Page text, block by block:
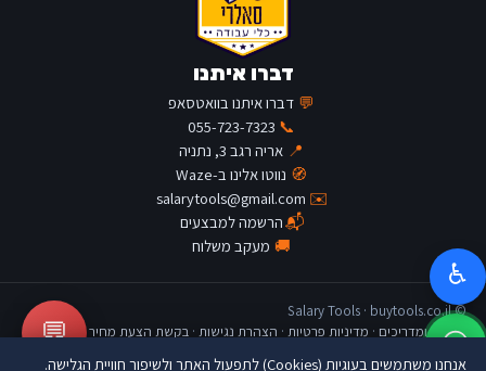
דברו איתנו
💬 דברו איתנו בוואטסאפ
📞
055-723-7323
📍 אריה רגב 3, נתניה
🧭 נווטו אלינו ב-Waze
✉️
salarytools@gmail.com
📬הרשמה למבצעים
🚚 מעקב משלוח
© Salary Tools · buytools.co.il
כתבות ומדריכים · מדיניות פרטיות · הצהרת נגישות · בקשת הצעת מחיר 💬
♿
אנחנו משתמשים בעוגיות (Cookies) לתפעול האתר ולשיפור חוויית הגלישה.